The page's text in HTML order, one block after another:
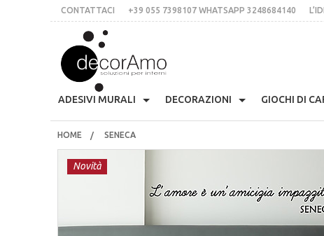
CONTATTACI +39 055 7398107 WHATSAPP 3248684140
ADESIVI MURALI
MulticolorLavagne Planning
DECORAZIONI
Orologi Parete Adesivi
Stampe In
GIOCHI DI
Casa
CONTATTACI+39 055 7398107 whatsApp 3248684140
HOME SENECA
Novità